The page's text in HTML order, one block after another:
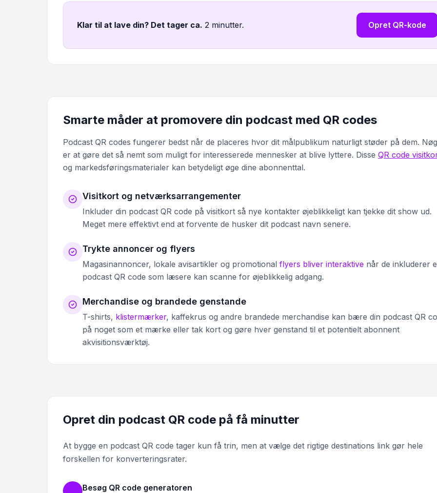
Klar til at lave din? Det tager ca. 2 minutter. Opret QR-kode
Smarte måder at promovere din podcast med QR codes
Podcast QR codes fungerer bedst når de placeres hvor dit målpublikum naturligt støder på dem.
er at gøre det så nemt som muligt for interesserede mennesker at blive lyttere. Disse QR code
og markedsføringsmaterialer kan betydeligt øge dine abonnenttal.
Visitkort og netværksarrangementer
Inkluder din podcast QR code på visitkort så nye kontakter øjeblikkeligt kan tjekke dit show ud.
Meget mere effektivt end at forvente de husker dit podcast navn senere.
Trykte annoncer og flyers
Magasinannoncer, lokale avisartikler og promotional flyers bliver interaktive når de inkluderer
podcast QR code som læsere kan scanne for øjeblikkelig adgang.
Merchandise og brandede genstande
T-shirts, klistermærker, kaffekrus og andre brandede merchandise kan bære din podcast QR
på noget som et mærke eller tak kort og gøre hver genstand til et potentielt abonnent
akvisitionsværktøj.
Opret din podcast QR code på få minutter
At bygge en podcast QR code tager kun få trin, men at vælge det rigtige destinations link gør hele
forskellen for konverteringsrater.
Besøg QR code generatoren